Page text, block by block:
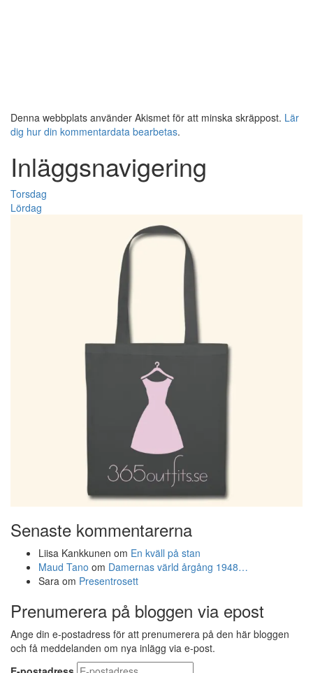
Denna webbplats använder Akismet för att minska skräppost. Lär
dig hur din kommentardata bearbetas.
Inläggsnavigering
Torsdag
Lördag
Senaste kommentarerna
Liisa Kankkunen om En kväll på stan
Maud Tano om Damernas värld årgång 1948…
Sara om Presentrosett
Prenumerera på bloggen via epost
Ange din e-postadress för att prenumerera på den här bloggen
och få meddelanden om nya inlägg via e-post.